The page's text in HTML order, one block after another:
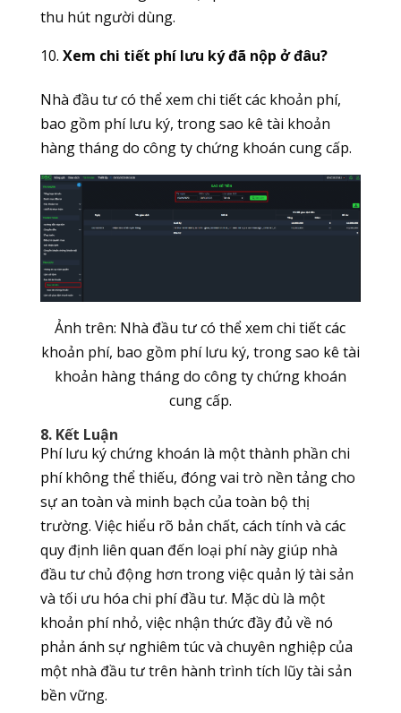
thu hút người dùng.
Xem chi tiết phí lưu ký đã nộp ở đâu?
Nhà đầu tư có thể xem chi tiết các khoản phí,
bao gồm phí lưu ký, trong sao kê tài khoản
hàng tháng do công ty chứng khoán cung cấp.
Ảnh trên: Nhà đầu tư có thể xem chi tiết các
khoản phí, bao gồm phí lưu ký, trong sao kê tài
khoản hàng tháng do công ty chứng khoán
cung cấp.
8. Kết Luận
Phí lưu ký chứng khoán là một thành phần chi
phí không thể thiếu, đóng vai trò nền tảng cho
sự an toàn và minh bạch của toàn bộ thị
trường. Việc hiểu rõ bản chất, cách tính và các
quy định liên quan đến loại phí này giúp nhà
đầu tư chủ động hơn trong việc quản lý tài sản
và tối ưu hóa chi phí đầu tư. Mặc dù là một
khoản phí nhỏ, việc nhận thức đầy đủ về nó
phản ánh sự nghiêm túc và chuyên nghiệp của
một nhà đầu tư trên hành trình tích lũy tài sản
bền vững.